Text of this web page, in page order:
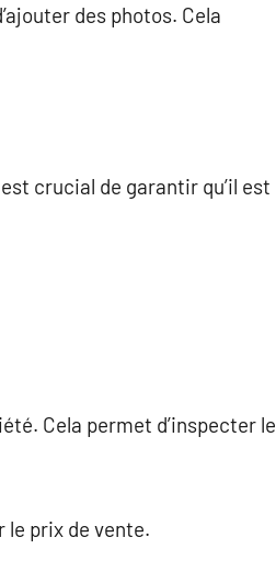
des photos. Cela
crucial de garantir qu’il est
Cela permet d’inspecter le
le prix de vente.